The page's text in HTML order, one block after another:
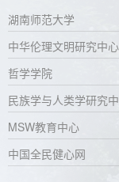
湖南师范大学
中华伦理文明研究中心
哲学学院
民族学与人类学研究
MSW教育中心
中国全民健心网